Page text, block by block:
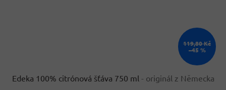
119,80 Kč
–45 %
Edeka 100% citrónová šťáva 750 ml - originál z Německa